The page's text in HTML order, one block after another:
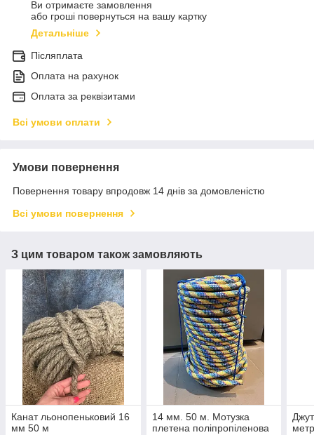
Ви отримаєте замовлення
або гроші повернуться на вашу картку
Детальніше
Післяплата
Оплата на рахунок
Оплата за реквізитами
Всі умови оплати
Умови повернення
Повернення товару впродовж 14 днів за домовленістю
Всі умови повернення
З цим товаром також замовляють
Канат льонопеньковий 16
мм 50 м
14 мм. 50 м. Мотузка
плетена поліпропіленова